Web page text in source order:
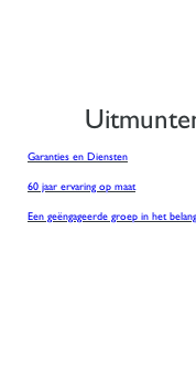
Garanties en Diensten
60 jaar ervaring op maat
Een geëngageerde groep in het